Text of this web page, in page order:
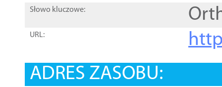
Słowo kluczowe:
URL:
ADRES ZASOBU: